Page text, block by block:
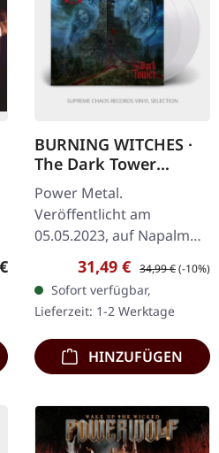
Preis:
BURNING WITCHES ·
The Dark Tower
[CRYSTAL CLEAR] | 2LP
Power Metal.
Veröffentlicht am
05.05.2023, auf Napalm
Records. Crystal Clear
Doppel-Vinyl, limitiert auf
300 Exemplare im
Gatefold-Cover.
Verkaufspreis:
31,49 € Regulärer Preis:
34,99 €(-10%)
Sofort verfügbar,
Lieferzeit: 1-2 Werktage
HINZUFÜGEN